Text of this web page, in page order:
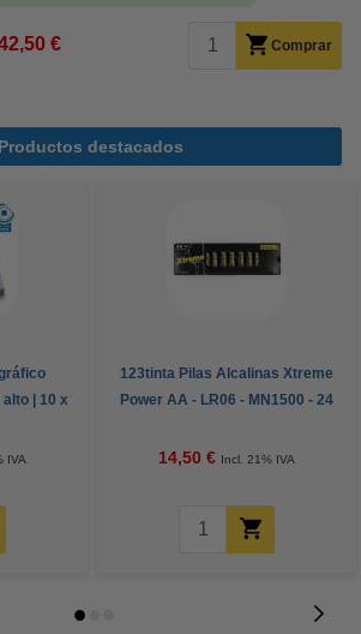
€ Comprar
Productos destacados
| 10 x
IVA
123tinta Pilas Alcalinas Xtreme
Power AA - LR06 - MN1500 - 24
14,50 € Incl. 21% IVA